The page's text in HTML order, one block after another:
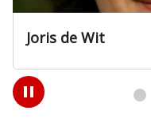
Joris de Wit
Play
/